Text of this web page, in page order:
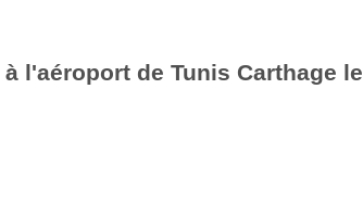
l'aéroport de Tunis Carthage le